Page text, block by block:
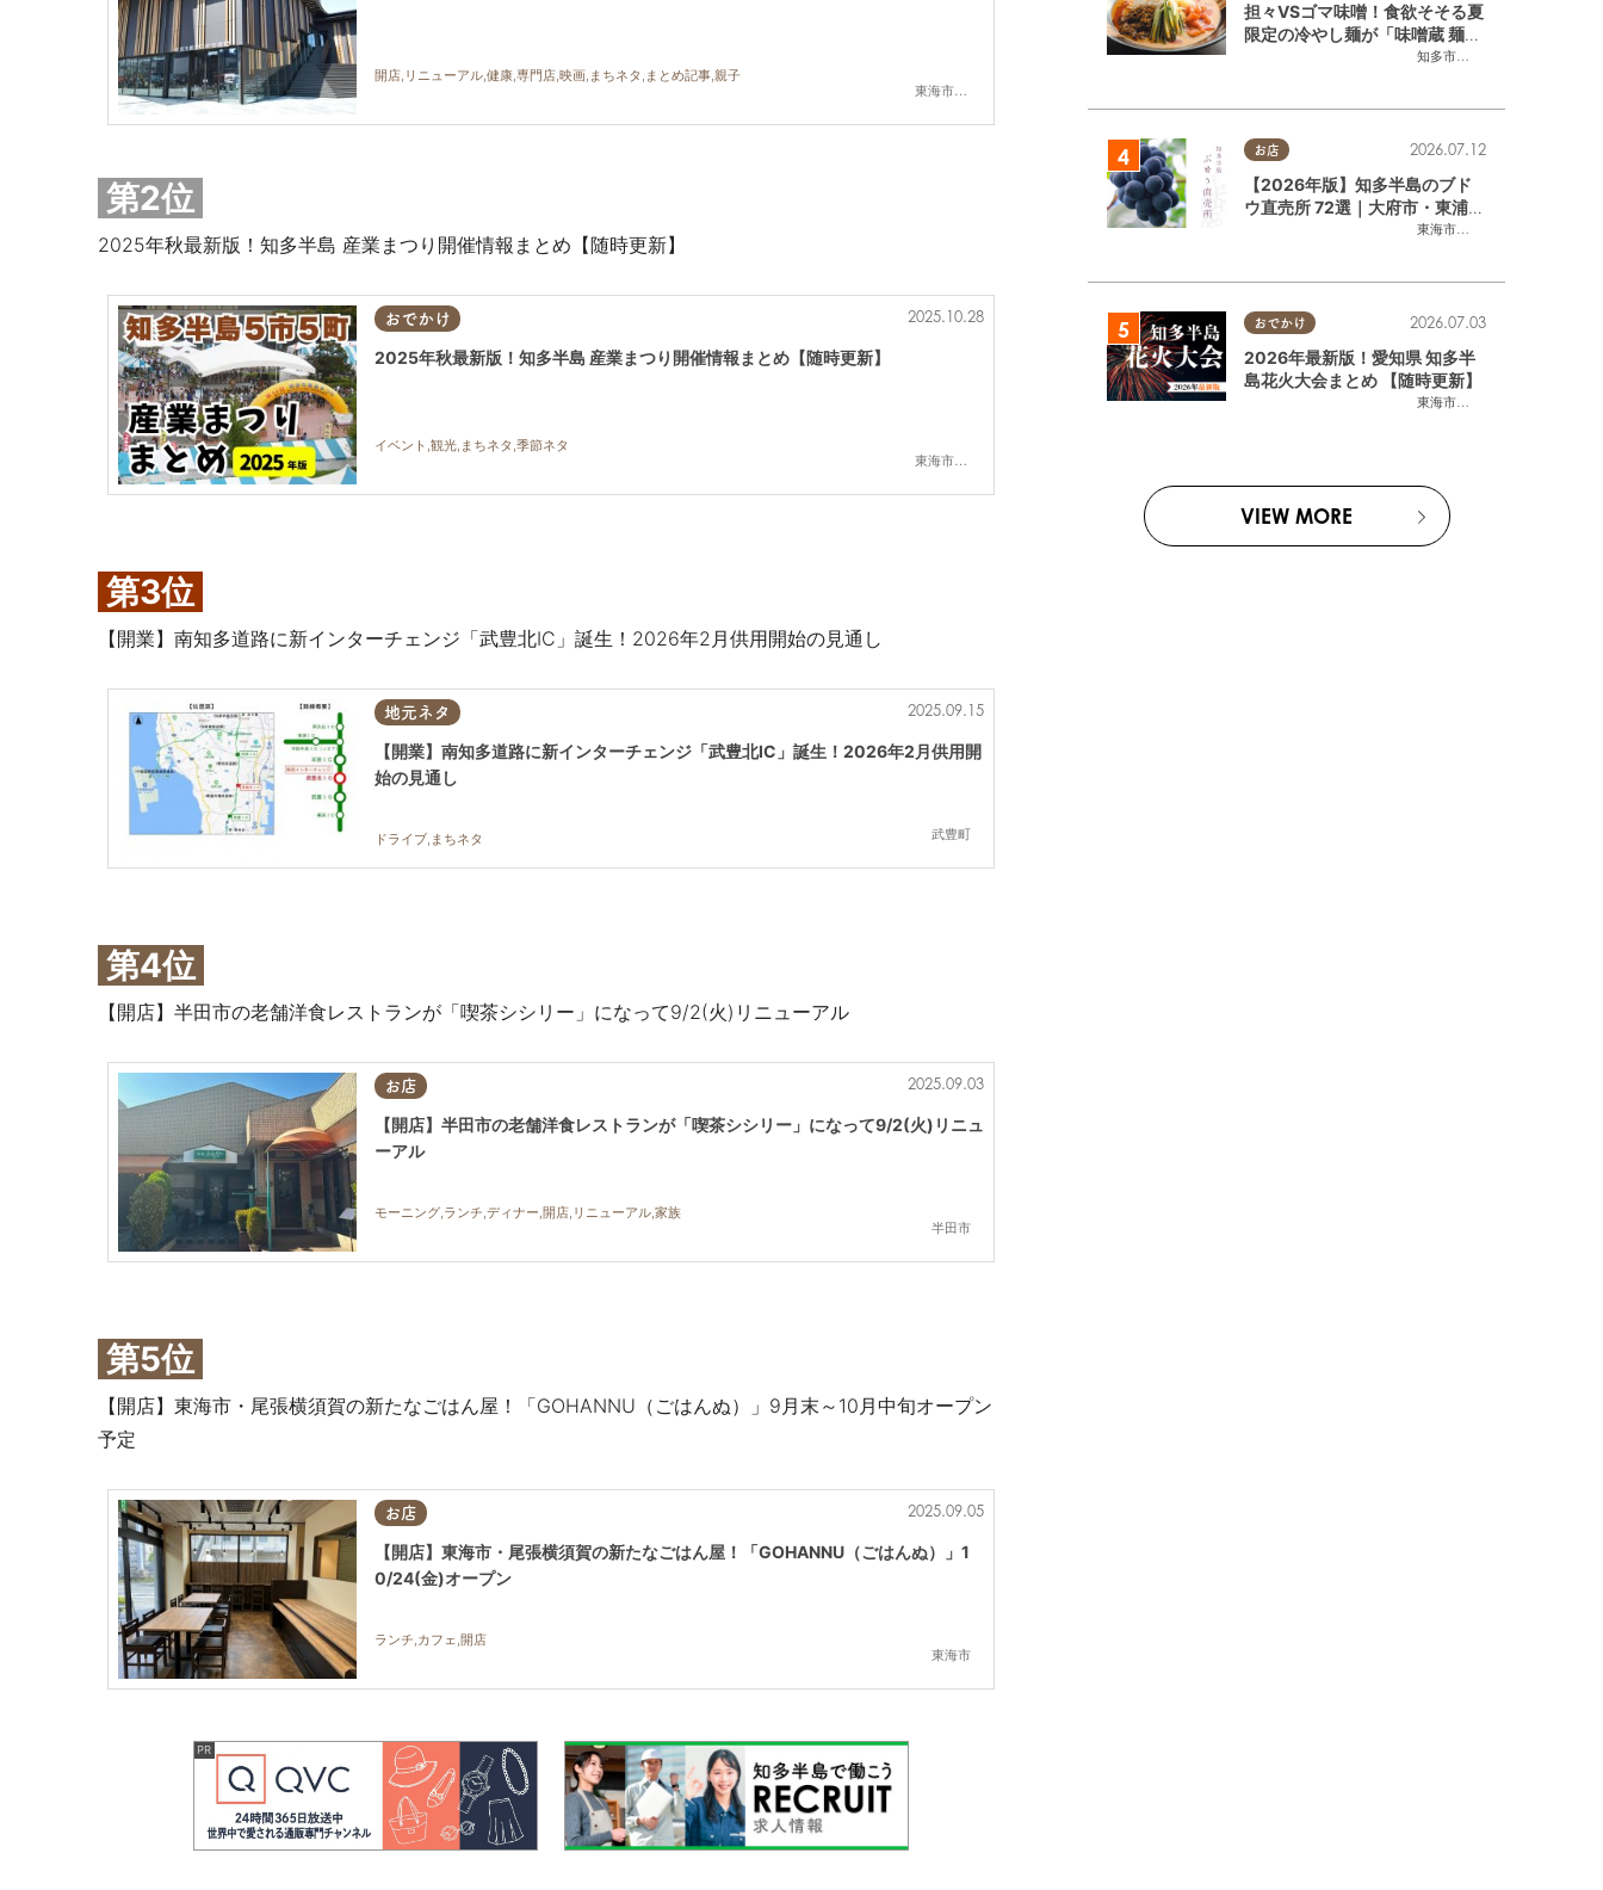
東海市,大府市,知多市,半田市,常滑市
開店,リニューアル,健康,専門店,映画,まちネタ,まとめ記事,親子
第2位
2025年秋最新版！知多半島 産業まつり開催情報まとめ【随時更新】
おでかけ
東海市,大府市,知多市,東浦町,阿久比町,半田市,常滑市,武豊町,美浜町,南知多町
2025.10.28
2025年秋最新版！知多半島 産業まつり開催情報まとめ【随時更新】
イベント,観光,まちネタ,季節ネタ
第3位
【開業】南知多道路に新インターチェンジ「武豊北IC」誕生！2026年2月供用開始の見通し
地元ネタ
武豊町
2025.09.15
【開業】南知多道路に新インターチェンジ「武豊北IC」誕生！2026年2月供用開
始の見通し
ドライブ,まちネタ
第4位
【開店】半田市の老舗洋食レストランが「喫茶シシリー」になって9/2(火)リニューアル
お店
半田市
2025.09.03
【開店】半田市の老舗洋食レストランが「喫茶シシリー」になって9/2(火)リニュ
ーアル
モーニング,ランチ,ディナー,開店,リニューアル,家族
第5位
【開店】東海市・尾張横須賀の新たなごはん屋！「GOHANNU（ごはんぬ）」9月末～10月中旬オープン
予定
お店
東海市
2025.09.05
【開店】東海市・尾張横須賀の新たなごはん屋！「GOHANNU（ごはんぬ）」1
0/24(金)オープン
ランチ,カフェ,開店
知多市
,半田市
担々VSゴマ味噌！食欲そそる夏
限定の冷やし麺が「味噌蔵 麺四
朗 半田店・知多店」で登場／ち
お店
東海市
,大府市
2026.07.12
【2026年版】知多半島のブド
ウ直売所 72選｜大府市・東浦町
ほかエリア別に一挙紹介
おでかけ
東海市
,大府市
2026.07.03
2026年最新版！愛知県 知多半
島花火大会まとめ 【随時更新】
VIEW MORE